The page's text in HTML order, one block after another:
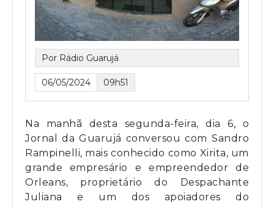
Por Rádio Guarujá
06/05/2024 09h51
Na manhã desta segunda-feira, dia 6, o
Jornal da Guarujá conversou com Sandro
Rampinelli, mais conhecido como Xirita, um
grande empresário e empreendedor de
Orleans, proprietário do Despachante
Juliana e um dos apoiadores do